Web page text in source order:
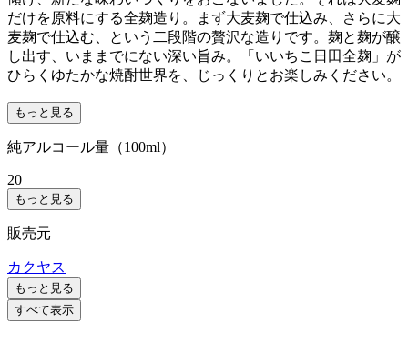
だけを原料にする全麹造り。まず大麦麹で仕込み、さらに大
麦麹で仕込む、という二段階の贅沢な造りです。麹と麹が醸
し出す、いままでにない深い旨み。「いいちこ日田全麹」が
ひらくゆたかな焼酎世界を、じっくりとお楽しみください。
もっと見る
純アルコール量（100ml）
20
もっと見る
販売元
カクヤス
もっと見る
すべて表示